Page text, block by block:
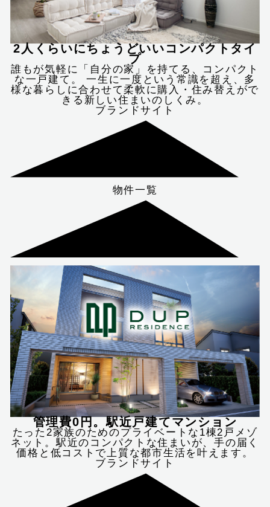
2人くらいにちょうどいいコンパクトタイ
プ
誰もが気軽に「自分の家」を持てる、コンパクト
な一戸建て。 一生に一度という常識を超え、多
様な暮らしに合わせて柔軟に購入・住み替えがで
きる新しい住まいのしくみ。
ブランドサイト
物件一覧
管理費0円。駅近戸建てマンション
たった2家族のためのプライベートな1棟2戸メゾ
ネット。駅近のコンパクトな住まいが、手の届く
価格と低コストで上質な都市生活を叶えます。
ブランドサイト